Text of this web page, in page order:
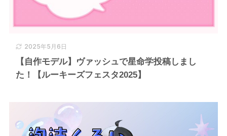
2025年5月6日
【自作モデル】ヴァッシュで星命学投稿しまし
た！【ルーキーズフェスタ2025】